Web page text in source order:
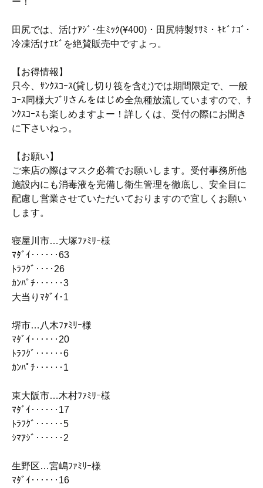
田尻では、活けｱｼﾞ･生ﾐｯｸ(¥400)・田尻特製ｻｻﾐ・ｷﾋﾞﾅｺﾞ･
冷凍活けｴﾋﾞを絶賛販売中ですよっ。
【お得情報】
只今、ｻﾝｸｽｺｰｽ(貸し切り筏を含む)では期間限定で、一般
ｺｰｽ同様大ﾌﾞﾘさんをはじめ全魚種放流していますので、ｻ
ﾝｸｽｺｰｽも楽しめますよー！詳しくは、受付の際にお聞き
に下さいねっ。
【お願い】
ご来店の際はマスク必着でお願いします。受付事務所他
施設内にも消毒液を完備し衛生管理を徹底し、安全目に
配慮し営業させていただいておりますので宜しくお願い
します。
寝屋川市…大塚ﾌｧﾐﾘｰ様
ﾏﾀﾞｲ‥‥‥63
ﾄﾗﾌｸﾞ‥‥26
ｶﾝﾊﾟﾁ‥‥‥3
大当りﾏﾀﾞｲ･1
堺市…八木ﾌｧﾐﾘｰ様
ﾏﾀﾞｲ‥‥‥20
ﾄﾗﾌｸﾞ‥‥‥6
ｶﾝﾊﾟﾁ‥‥‥1
東大阪市…木村ﾌｧﾐﾘｰ様
ﾏﾀﾞｲ‥‥‥17
ﾄﾗﾌｸﾞ‥‥‥5
ｼﾏｱｼﾞ‥‥‥2
生野区…宮嶋ﾌｧﾐﾘｰ様
ﾏﾀﾞｲ‥‥‥16